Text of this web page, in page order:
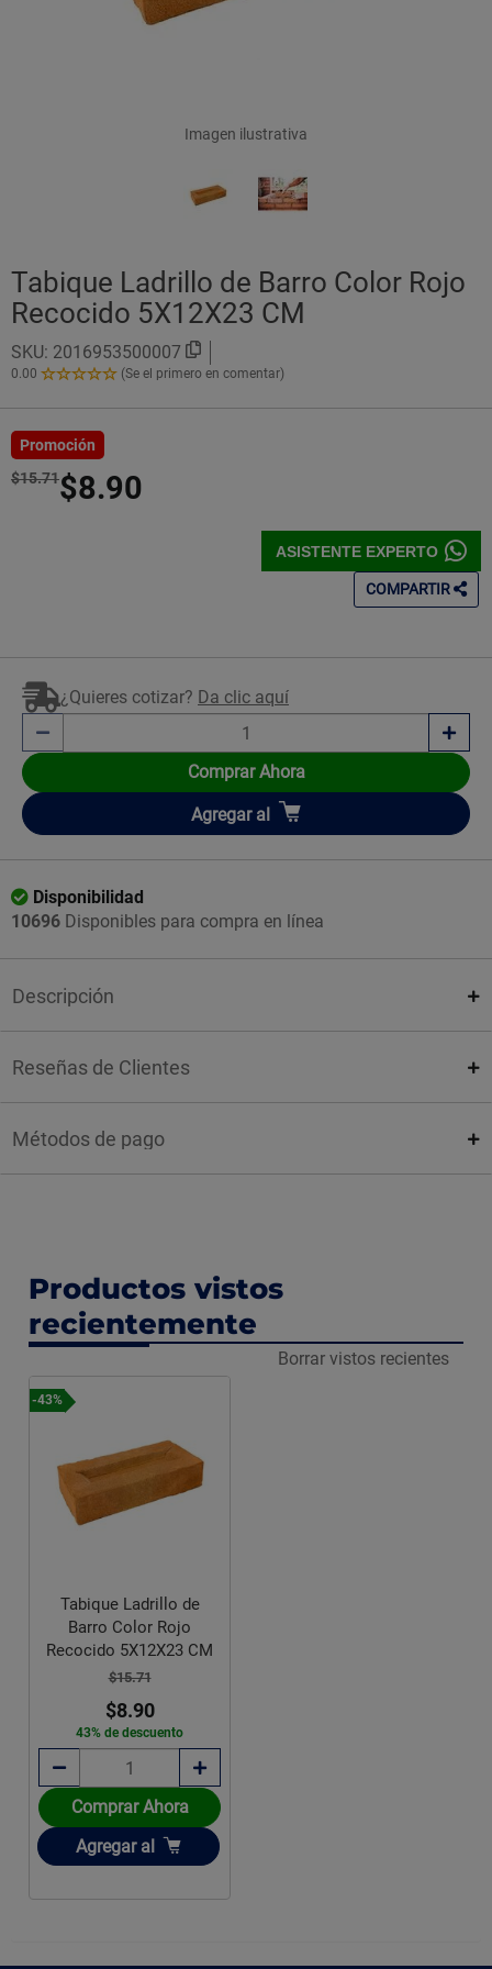
Imagen ilustrativa
Tabique Ladrillo de Barro Color Rojo
Recocido 5X12X23 CM
SKU: 2016953500007
0.00
0.00
Estrellas!
(Se el primero en comentar)
Promoción
$15.71$8.90
ASISTENTE EXPERTO
COMPARTIR
¿Quieres cotizar? Da clic aquí
Comprar Ahora
Añadir
Agregar al
Disponibilidad
10696 Disponibles para compra en línea
Descripción
Reseñas de Clientes
Métodos de pago
Productos vistos
recientemente
Borrar vistos recientes
-43%
Tabique Ladrillo de
Barro Color Rojo
Recocido 5X12X23 CM
$15.71
$8.90
43% de descuento
Comprar Ahora
Añadir
Agregar al